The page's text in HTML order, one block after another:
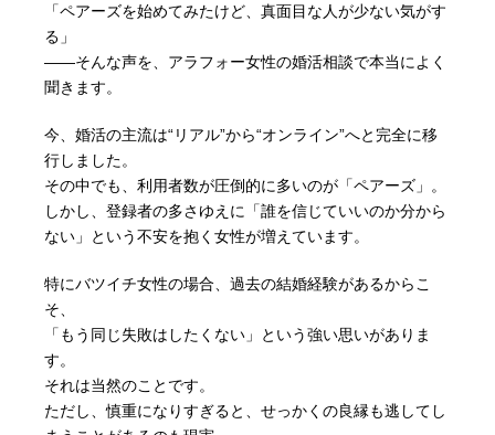
「ペアーズを始めてみたけど、真面目な人が少ない気がす
る」
――そんな声を、アラフォー女性の婚活相談で本当によく
聞きます。
今、婚活の主流は“リアル”から“オンライン”へと完全に移
行しました。
その中でも、利用者数が圧倒的に多いのが「ペアーズ」。
しかし、登録者の多さゆえに「誰を信じていいのか分から
ない」という不安を抱く女性が増えています。
特にバツイチ女性の場合、過去の結婚経験があるからこ
そ、
「もう同じ失敗はしたくない」という強い思いがありま
す。
それは当然のことです。
ただし、慎重になりすぎると、せっかくの良縁も逃してし